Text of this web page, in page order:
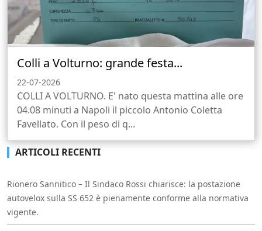
Colli a Volturno: grande festa...
22-07-2026
COLLI A VOLTURNO. E' nato questa mattina alle ore
04.08 minuti a Napoli il piccolo Antonio Coletta
Favellato. Con il peso di q...
ARTICOLI RECENTI
Rionero Sannitico – Il Sindaco Rossi chiarisce: la postazione
autovelox sulla SS 652 è pienamente conforme alla normativa
vigente.